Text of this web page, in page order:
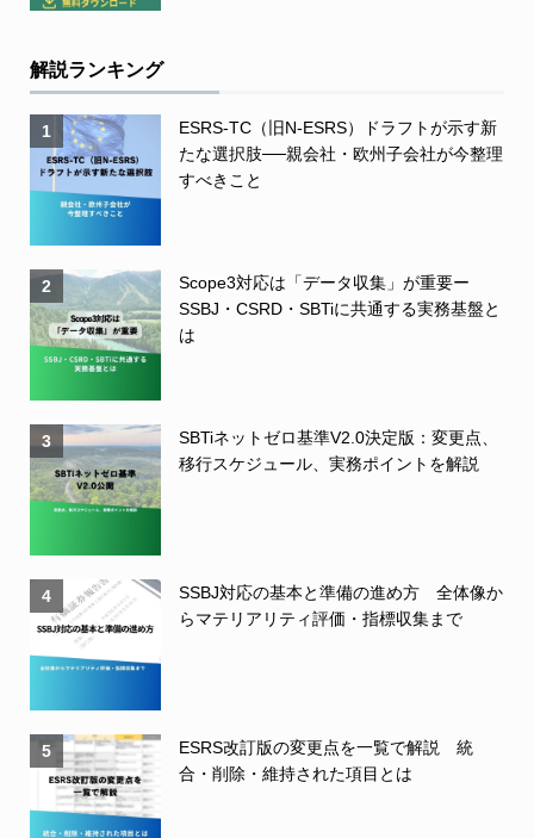
解説ランキング
1
ESRS-TC（旧N-ESRS）ドラフトが示す新
たな選択肢──親会社・欧州子会社が今整理
すべきこと
2
Scope3対応は「データ収集」が重要ー
SSBJ・CSRD・SBTiに共通する実務基盤と
は
3
SBTiネットゼロ基準V2.0決定版：変更点、
移行スケジュール、実務ポイントを解説
4
SSBJ対応の基本と準備の進め方 全体像か
らマテリアリティ評価・指標収集まで
5
ESRS改訂版の変更点を一覧で解説 統
合・削除・維持された項目とは